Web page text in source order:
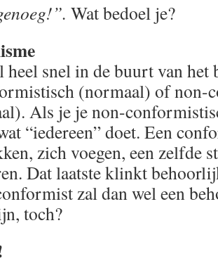
Wat bedoel je?
heel snel in de buurt van
(normaal) of non-
Als je je non-
“iedereen” doet. Een
zich voegen, een zelfde
Dat laatste klinkt
zal dan wel een
toch?